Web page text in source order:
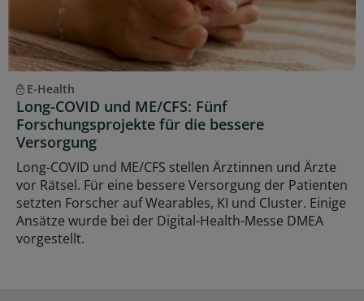
E-Health
Long-COVID und ME/CFS: Fünf
Forschungsprojekte für die bessere
Versorgung
Long-COVID und ME/CFS stellen Ärztinnen und Ärzte
vor Rätsel. Für eine bessere Versorgung der Patienten
setzten Forscher auf Wearables, KI und Cluster. Einige
Ansätze wurde bei der Digital-Health-Messe DMEA
vorgestellt.